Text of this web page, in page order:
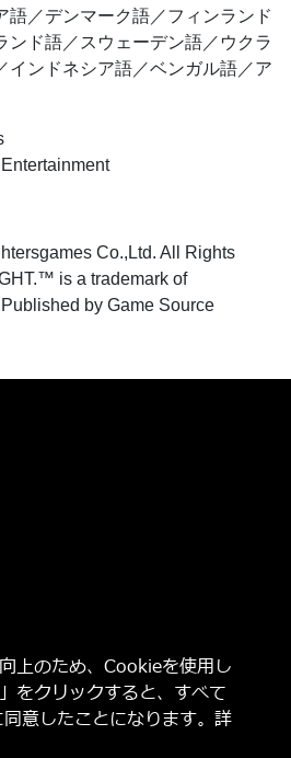
語／デンマーク語／フィンランド
ンド語／スウェーデン語／ウクラ
インドネシア語／ベンガル語／ア
Co.,Ltd. All Rights
is a trademark of
by Game Source
上のため、Cookieを使用し
をクリックすると、すべて
意したことになります。詳
ーして 最新情報をゲット